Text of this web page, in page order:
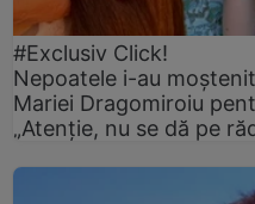
#Exclusiv Click!
Nepoatele i-au
Mariei Dragomiroiu
„Atenție, nu se dă pe